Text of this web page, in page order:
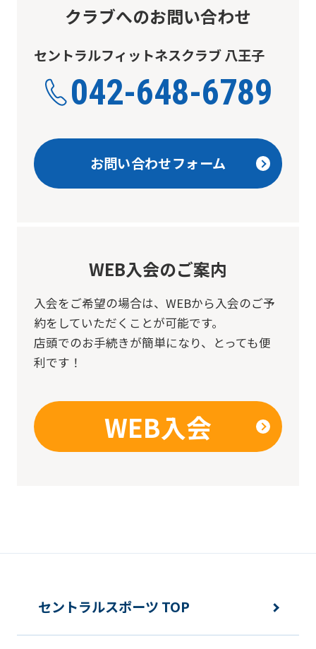
クラブへのお問い合わせ
セントラルフィットネスクラブ 八王子
042-648-6789
お問い合わせフォーム
WEB入会のご案内
入会をご希望の場合は、 WEBから入会のご予
約をしていただくことが可能です。
店頭でのお手続きが簡単になり、とっても便
利です！
WEB入会
セントラルスポーツ TOP